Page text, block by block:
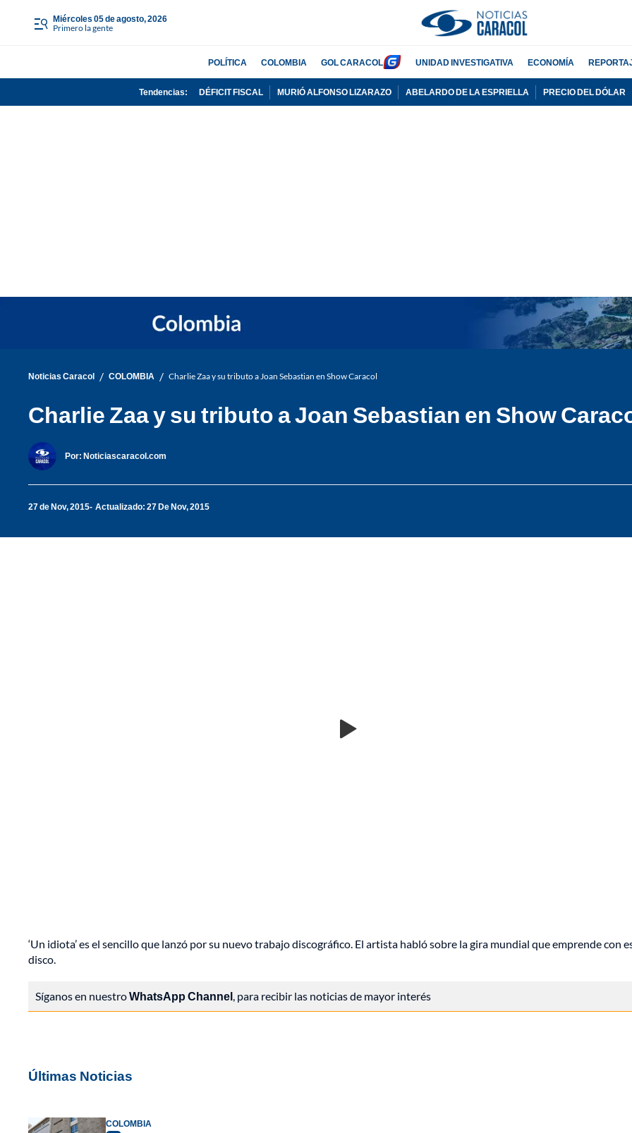
miércoles 05 de agosto, 2026
Primero la gente
POLÍTICA COLOMBIA GOL CARACOL UNIDAD INVESTIGATIVA ECONOMÍA
Tendencias: DÉFICIT FISCAL MURIÓ ALFONSO LIZARAZO ABELARDO DE LA ESPRIELLA PRECIO DEL DÓLAR
Noticias Caracol / COLOMBIA / Charlie Zaa y su tributo a Joan Sebastian en Show Caracol
Charlie Zaa y su tributo a Joan Sebastian en Show
Por: Noticiascaracol.com
27 de Nov, 2015 Actualizado: 27 De Nov, 2015
‘Un idiota’ es el sencillo que lanzó por su nuevo trabajo discográfico. El artista habló sobre la gira mundial que emprende con
disco.
Síganos en nuestroWhatsApp Channel, para recibir las noticias de mayor interés
Últimas Noticias
COLOMBIA